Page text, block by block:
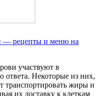
— рецепты и меню на
участвуют в
ответа. Некоторые из них,
транспортировать жиры и
их доставку к клеткам